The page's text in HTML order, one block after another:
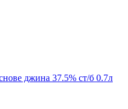
джина 37.5% ст/б 0.7л